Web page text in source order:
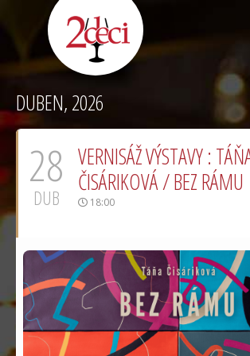
2
Wine
Art
Gallery
DUBEN, 2026
28
DUB
VERNISÁŽ VÝSTAVY :
ČISÁRIKOVÁ / BEZ RÁMU
18:00